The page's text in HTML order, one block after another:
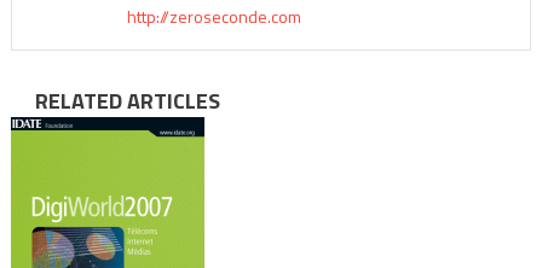
http://zeroseconde.com
RELATED ARTICLES